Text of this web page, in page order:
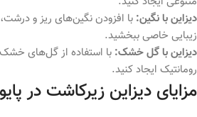
دیزاین با نگین: با افزودن نگین‌های ریز و
زیبایی خاصی ببخشید.
دیزاین با گل خشک: با استفاده از گل‌های
رومانتیک ایجاد کنید.
مزایای دیزاین زیرکاشت در